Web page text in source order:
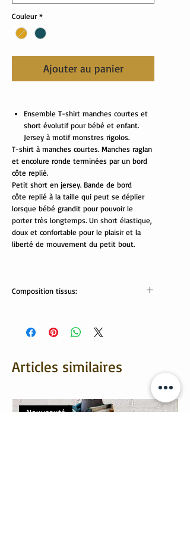
Couleur *
Ajouter au panier
Ensemble T-shirt manches courtes et
short évolutif pour bébé et enfant.
Jersey à motif monstres rigolos.
T-shirt à manches courtes. Manches raglan
et encolure ronde terminées par un bord
côte replié.
Petit short en jersey. Bande de bord
côte replié à la taille qui peut se déplier
lorsque bébé grandit pour pouvoir le
porter très longtemps. Un short élastique,
doux et confortable pour le plaisir et la
liberté de mouvement du petit bout.
Composition tissus:
Articles similaires
Nouveauté